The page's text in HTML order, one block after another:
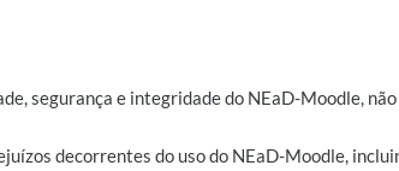
segurança e integridade do NEaD-Moodle,
decorrentes do uso do NEaD-Moodle,